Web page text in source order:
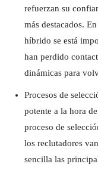
refuerzan su
más destacados.
híbrido se está
han perdido
dinámicas para
Procesos de
potente a la hora
proceso de
los reclutadores
sencilla las